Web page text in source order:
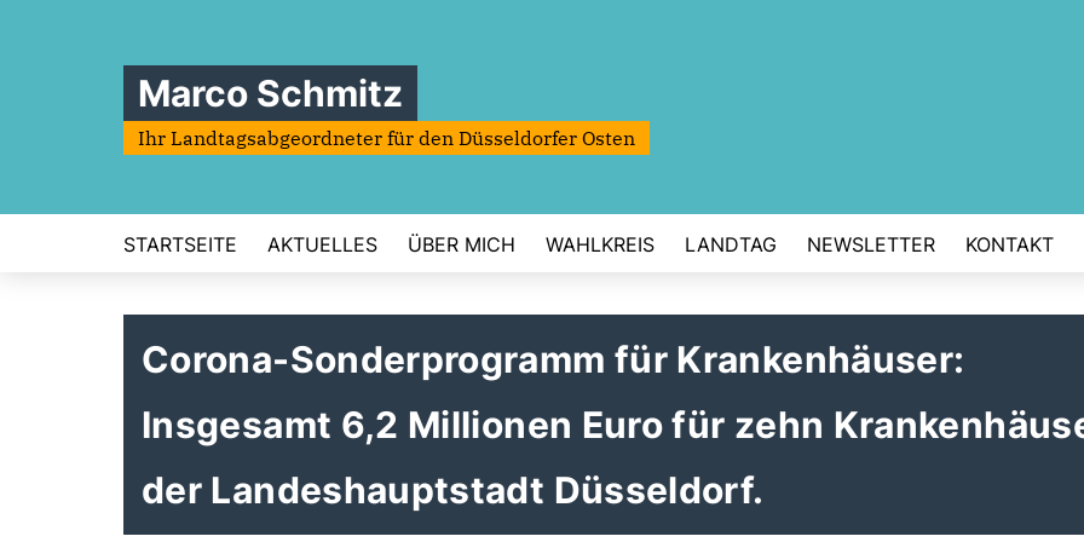
Marco Schmitz
Ihr Landtagsabgeordneter für den Düsseldorfer Osten
STARTSEITE AKTUELLES ÜBER MICH WAHLKREIS LANDTAG NEWSLETTER KONTAKT
Corona-Sonderprogramm für Krankenhäuser:
Insgesamt 6,2 Millionen Euro für zehn
der Landeshauptstadt Düsseldorf.